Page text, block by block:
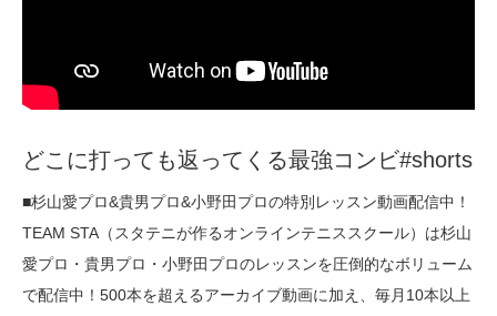
どこに打っても返ってくる最強コンビ#shorts
■杉山愛プロ&貴男プロ&小野田プロの特別レッスン動画配信中！
TEAM STA（スタテニが作るオンラインテニススクール）は杉山
愛プロ・貴男プロ・小野田プロのレッスンを圧倒的なボリューム
で配信中！500本を超えるアーカイブ動画に加え、毎月10本以上